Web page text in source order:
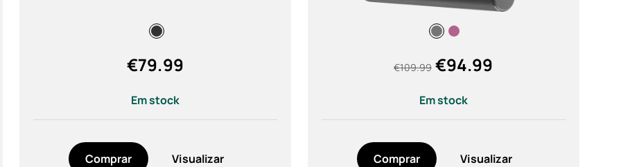
€79.99
Em stock
Comprar Visualizar
€109.99 €94.99
Em stock
Comprar Visualizar